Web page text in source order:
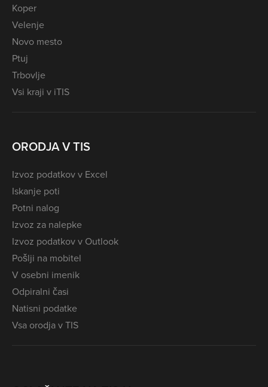
Koper
Velenje
Novo mesto
Ptuj
Trbovlje
Vsi kraji v iTIS
ORODJA V TIS
Izvoz podatkov v Excel
Iskanje poti
Potni nalog
Izvoz za nalepke
Izvoz podatkov v Outlook
Pošlji na mobitel
V osebni imenik
Odpiralni časi
Natisni podatke
Vsa orodja v TIS